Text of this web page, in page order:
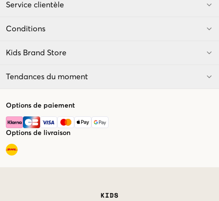
Service clientèle
Conditions
Kids Brand Store
Tendances du moment
Options de paiement
Options de livraison